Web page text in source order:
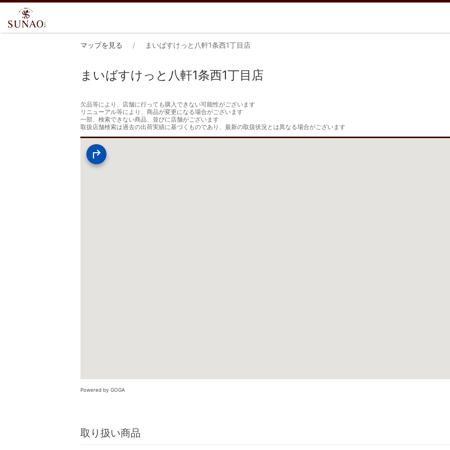
マップを見る まいばすけっと八軒1条西1丁目店
まいばすけっと八軒1条西1丁目店
欠品等により、店舗に行っても購入できない可能性がございます
リニューアル等により、商品が変更になる場合がございます
一部、検索できない商品、並びに店舗がございます
取扱店舗検索は過去の出荷実績に基づくものであり、最新の取扱状況とは異なる場合がございます
Powered by GOGA
取り扱い商品